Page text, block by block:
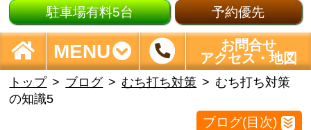
駐車場有料5台 予約優先
MENU
お問合せ
アクセス・地図
トップ ブログ むち打ち対策
むち打ち対策
の知識5
ブログ(目次)